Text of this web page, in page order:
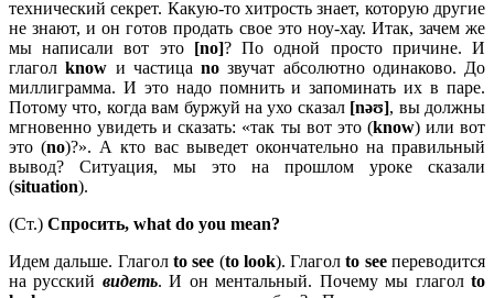
технический секрет. Какую-то хитрость знает, которую другие
не знают, и он готов продать свое это ноу-хау. Итак, зачем же
мы написали вот это [no]? По одной просто причине. И
глаголknow и частица no звучат абсолютно одинаково. До
миллиграмма. И это надо помнить и запоминать их в паре.
Потому что, когда вам буржуй на ухо сказал [nəʊ], вы должны
мгновенно увидеть и сказать: «так ты вот это (know) или вот
это (no)?». А кто вас выведет окончательно на правильный
вывод? Ситуация, мы это на прошлом уроке сказали
(situation).
(Ст.) Спросить, what do you mean?
Идем дальше. Глагол to see (to look). Глаголto seeпереводится
на русский видеть. И он ментальный. Почему мы глаголto